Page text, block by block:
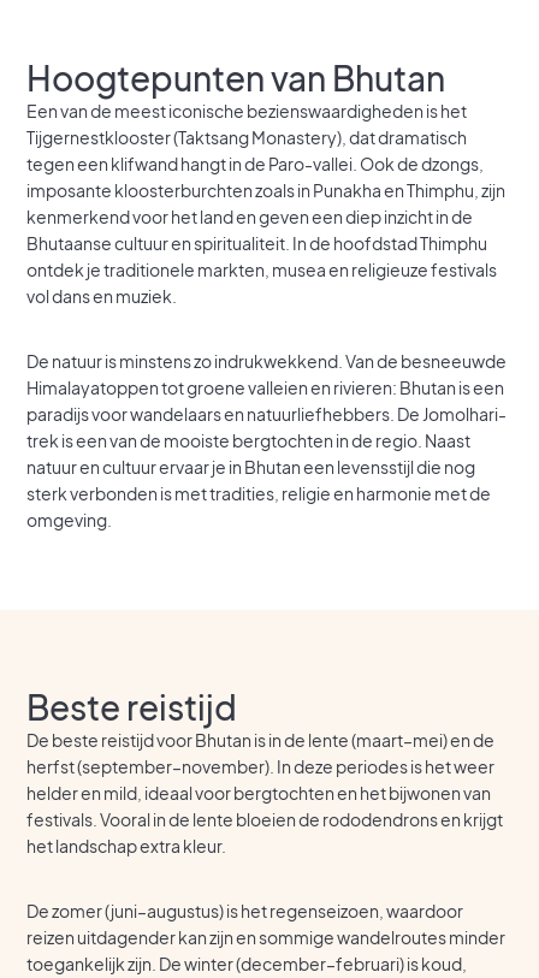
Hoogtepunten van Bhutan
Een van de meest iconische bezienswaardigheden is het
Tijgernestklooster (Taktsang Monastery), dat dramatisch
tegen een klifwand hangt in de Paro-vallei. Ook de dzongs,
imposante kloosterburchten zoals in Punakha en Thimphu, zijn
kenmerkend voor het land en geven een diep inzicht in de
Bhutaanse cultuur en spiritualiteit. In de hoofdstad Thimphu
ontdek je traditionele markten, musea en religieuze festivals
vol dans en muziek.
De natuur is minstens zo indrukwekkend. Van de besneeuwde
Himalayatoppen tot groene valleien en rivieren: Bhutan is een
paradijs voor wandelaars en natuurliefhebbers. De Jomolhari-
trek is een van de mooiste bergtochten in de regio. Naast
natuur en cultuur ervaar je in Bhutan een levensstijl die nog
sterk verbonden is met tradities, religie en harmonie met de
omgeving.
Beste reistijd
De beste reistijd voor Bhutan is in de lente (maart–mei) en de
herfst (september–november). In deze periodes is het weer
helder en mild, ideaal voor bergtochten en het bijwonen van
festivals. Vooral in de lente bloeien de rododendrons en krijgt
het landschap extra kleur.
De zomer (juni–augustus) is het regenseizoen, waardoor
reizen uitdagender kan zijn en sommige wandelroutes minder
toegankelijk zijn. De winter (december–februari) is koud,